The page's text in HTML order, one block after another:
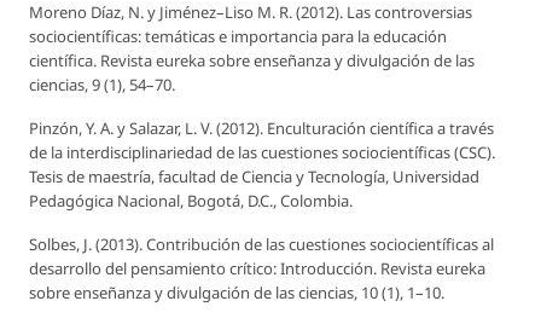
Moreno Díaz, N. y Jiménez–Liso M. R. (2012). Las controversias
sociocientíficas: temáticas e importancia para la educación
científica. Revista eureka sobre enseñanza y divulgación de las
ciencias,9 (1), 54–70.
Pinzón, Y. A. y Salazar, L. V. (2012). Enculturación científica a través
de la interdisciplinariedad de las cuestiones sociocientíficas (CSC).
Tesis de maestría, facultad de Ciencia y Tecnología, Universidad
Pedagógica Nacional, Bogotá, D.C., Colombia.
Solbes, J. (2013). Contribución de las cuestiones sociocientíficas al
desarrollo del pensamiento crítico: Introducción. Revista eureka
sobre enseñanza y divulgación de las ciencias, 10 (1), 1–10.